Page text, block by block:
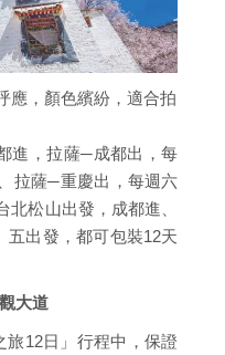
應，顏色繽紛，適合拍
進，拉薩─成都出，每
拉薩─重慶出，每週六
松山出發，成都進、
出發，都可包裝12天
大道
旅12日」行程中，保證